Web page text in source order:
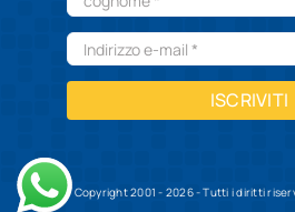
ISCRIVITI
Copyright 2001 - 2026 - Tutti i diritti